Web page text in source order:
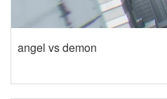
angel vs demon